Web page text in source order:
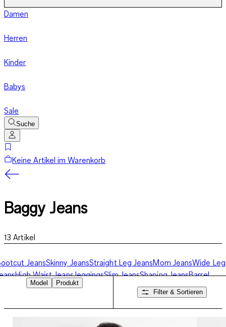
Damen
Herren
Kinder
Babys
Sale
Suche
Keine Artikel im Warenkorb
Baggy Jeans
13 Artikel
JeansSkinny JeansStraight Leg JeansMom JeansWide Leg
High Waist JeansJeggingsSlim JeansShaping JeansBarrel
Jeans-ShortsBaggy Jeans
Model
Produkt
Filter & Sortieren